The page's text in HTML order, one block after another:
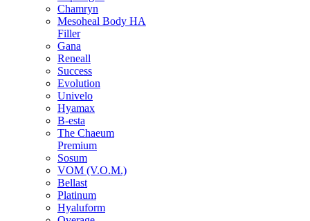
Chamryn
Mesoheal Body HA
Filler
Gana
Reneall
Success
Evolution
Univelo
Hyamax
B-esta
The Chaeum
Premium
Sosum
VOM (V.O.M.)
Bellast
Platinum
Hyaluform